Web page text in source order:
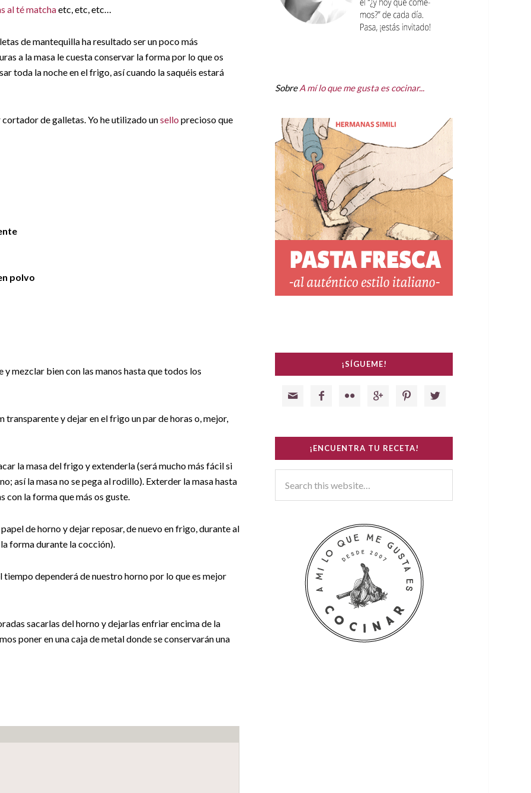
al té matchaetc, etc, etc…
de mantequilla ha resultado ser un poco más
a la masa le cuesta conservar la forma por lo que os
toda la noche en el frigo, así cuando la saquéis estará
de galletas. Yo he utilizado unsello precioso que
polvo
mezclar bien con las manos hasta que todos los
transparente y dejar en el frigo un par de horas o, mejor,
la masa del frigo y extenderla (será mucho más fácil si
así la masa no se pega al rodillo). Exterder la masa hasta
con la forma que más os guste.
de horno y dejar reposar, de nuevo en frigo, durante al
forma durante la cocción).
dependerá de nuestro horno por lo que es mejor
sacarlas del horno y dejarlas enfriar encima de la
poner en una caja de metal donde se conservarán una
SobreA mí lo que me gusta es cocinar...
¡SÍGUEME!
     
¡ENCUENTRA TU RECETA!